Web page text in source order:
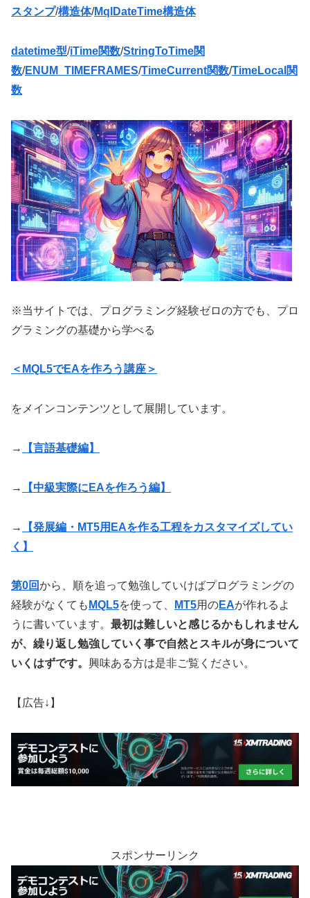
スタンプ/構造体/MqlDateTime構造体
datetime型/iTime関数/StringToTime関
数/ENUM_TIMEFRAMES/TimeCurrent関数/TimeLocal関
数
※当サイトでは、プログラミング経験ゼロの方でも、プロ
グラミングの基礎から学べる
＜MQL5でEAを作ろう講座＞
をメインコンテンツとして展開しています。
→ 【言語基礎編】
→ 【中級実際にEAを作ろう編】
→
【発展編・MT5用EAを作る工程をカスタマイズしてい
く】
第0回から、順を追って勉強していけばプログラミングの
経験がなくても MQL5を使って、 MT5用のEAが作れるよ
うに書いています。 最初は難しいと感じるかもしれません
が、繰り返し勉強していく事で自然とスキルが身について
いくはずです。 興味ある方は是非ご覧ください。
【広告↓】
スポンサーリンク